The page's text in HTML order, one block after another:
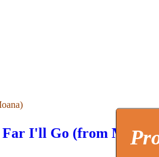
I'll Go (from Moana)